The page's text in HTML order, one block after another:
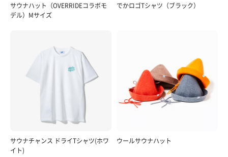
サウナハット（OVERRIDEコラボモ
デル）Mサイズ
でかロゴTシャツ（ブラック）
サウナチャンス ドライTシャツ(ホワ
イト)
ウールサウナハット